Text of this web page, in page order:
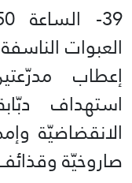
العبوات
استهداف
الانقضاضيّة
صاروخيّة